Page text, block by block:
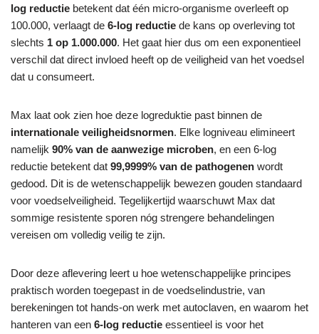
log reductie betekent dat één micro-organisme overleeft op
100.000, verlaagt de 6-log reductie de kans op overleving tot
slechts 1 op 1.000.000. Het gaat hier dus om een exponentieel
verschil dat direct invloed heeft op de veiligheid van het voedsel
dat u consumeert.
Max laat ook zien hoe deze logreduktie past binnen de
internationale veiligheidsnormen. Elke logniveau elimineert
namelijk 90% van de aanwezige microben, en een 6-log
reductie betekent dat 99,9999% van de pathogenen wordt
gedood. Dit is de wetenschappelijk bewezen gouden standaard
voor voedselveiligheid. Tegelijkertijd waarschuwt Max dat
sommige resistente sporen nóg strengere behandelingen
vereisen om volledig veilig te zijn.
Door deze aflevering leert u hoe wetenschappelijke principes
praktisch worden toegepast in de voedselindustrie, van
berekeningen tot hands-on werk met autoclaven, en waarom het
hanteren van een 6-log reductie essentieel is voor het